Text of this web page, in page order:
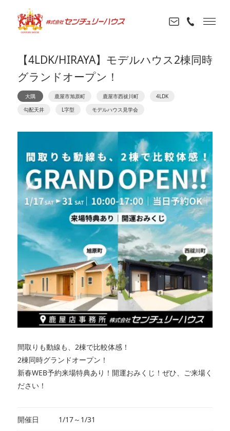
【4LDK/HIRAYA】モデルハウス2棟同時
グランドオープン！
大隅 鹿屋市旭原町 鹿屋市西祓川町
4LDK
勾配天井
L字型 モデルハウス見学会
間取りも動線も、2棟で比較体感！
2棟同時グランドオープン！
新春WEB予約来場特典あり！開運おみくじ！ぜひ、ご来場く
ださい！
開催日 1/17～1/31